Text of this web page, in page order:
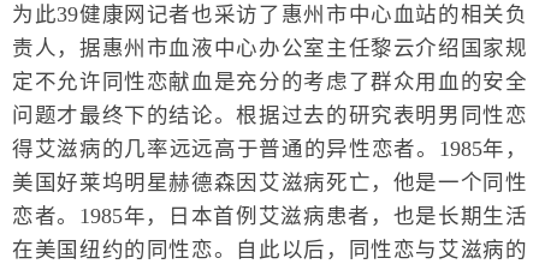
为此39健康网记者也采访了惠州市中心血站的相关负
责人，据惠州市血液中心办公室主任黎云介绍国家规
定不允许同性恋献血是充分的考虑了群众用血的安全
问题才最终下的结论。根据过去的研究表明男同性恋
得艾滋病的几率远远高于普通的异性恋者。1985年，
美国好莱坞明星赫德森因艾滋病死亡，他是一个同性
恋者。1985年，日本首例艾滋病患者，也是长期生活
在美国纽约的同性恋。自此以后，同性恋与艾滋病的